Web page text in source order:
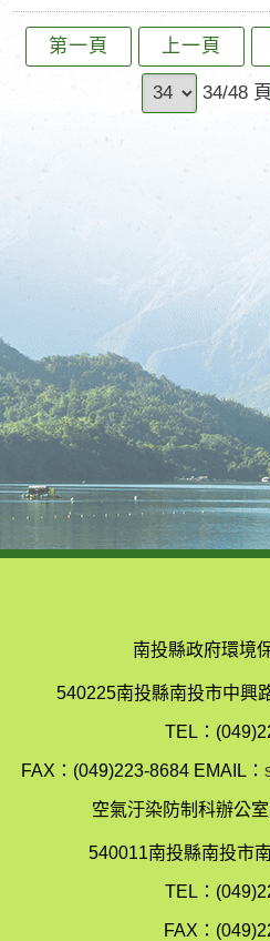
第一頁 上一頁
34/48 頁
南投縣政府環境
540225南投縣南投市中興
TEL：
FAX：(049)223-8684 EMAIL：
空氣汙染防制科辦公
540011南投縣南投市
TEL：
FAX：